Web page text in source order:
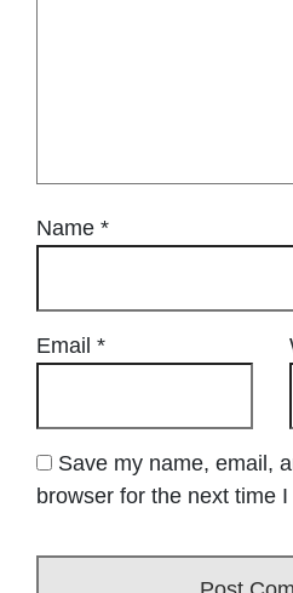
Name *
Email *
Save my name, email,
browser for the next time